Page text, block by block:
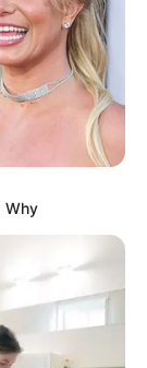
dificuldade de
família podem
e até R$ 34 mil
mil. O montante
por
Why